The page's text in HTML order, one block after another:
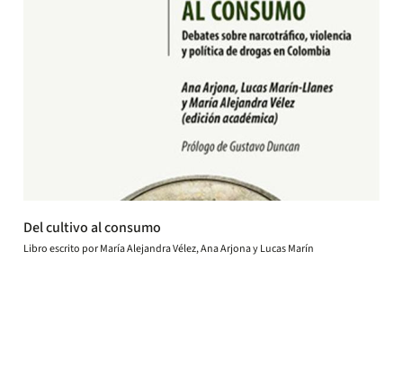
Del cultivo al consumo
Libro escrito por María Alejandra Vélez, Ana Arjona y Lucas Marín